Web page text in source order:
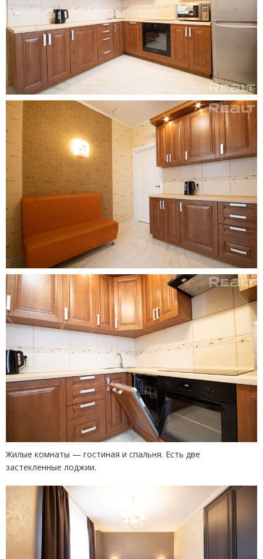
Жилые комнаты — гостиная и спальня. Есть две
застекленные лоджии.